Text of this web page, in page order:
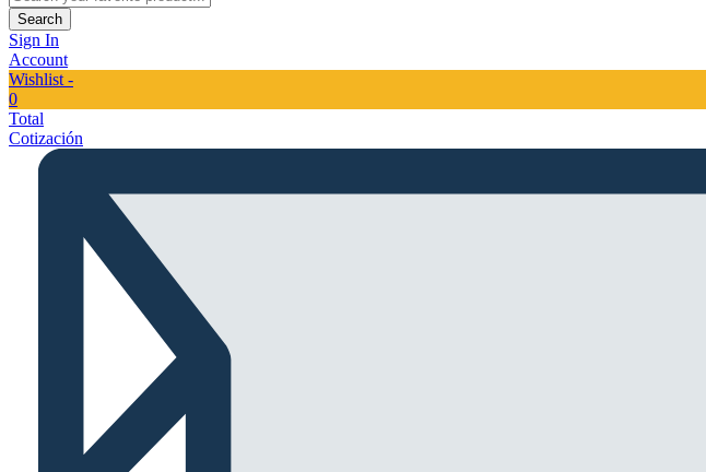
Search
Sign In
Account
Wishlist -
0
Total
Cotización